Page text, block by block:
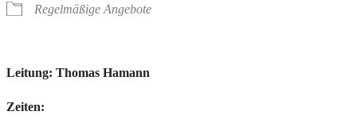
Regelmäßige Angebote
Leitung: Thomas Hamann
Zeiten: